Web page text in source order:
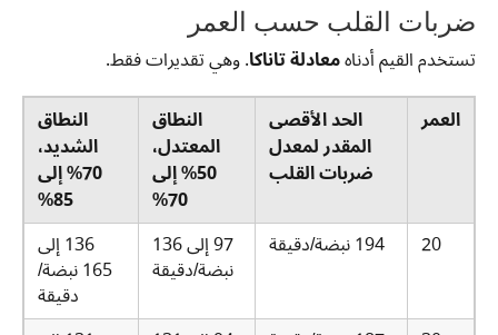
ضربات القلب حسب العمر
تستخدم القيم أدناهمعادلة تاناكا. وهي تقديرات فقط.
العمر
الحد الأقصى
المقدر لمعدل
ضربات القلب
النطاق
المعتدل،
50% إلى
70%
النطاق
الشديد،
70% إلى
85%
20
194 نبضة/دقيقة 97 إلى 136
نبضة/دقيقة
136 إلى
165 نبضة/
دقيقة